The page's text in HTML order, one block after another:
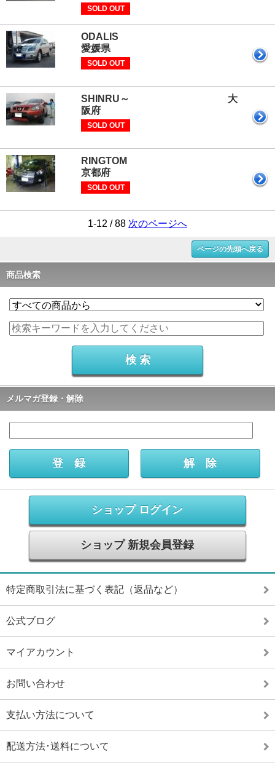
SOLD OUT
ODALIS
愛媛県
SOLD OUT
SHINRU～ 大
阪府
SOLD OUT
RINGTOM
京都府
SOLD OUT
1-12 / 88 次のページへ
ページの先頭へ戻る
商品検索
メルマガ登録・解除
ショップ ログイン
ショップ 新規会員登録
特定商取引法に基づく表記（返品など）
公式ブログ
マイアカウント
お問い合わせ
支払い方法について
配送方法･送料について